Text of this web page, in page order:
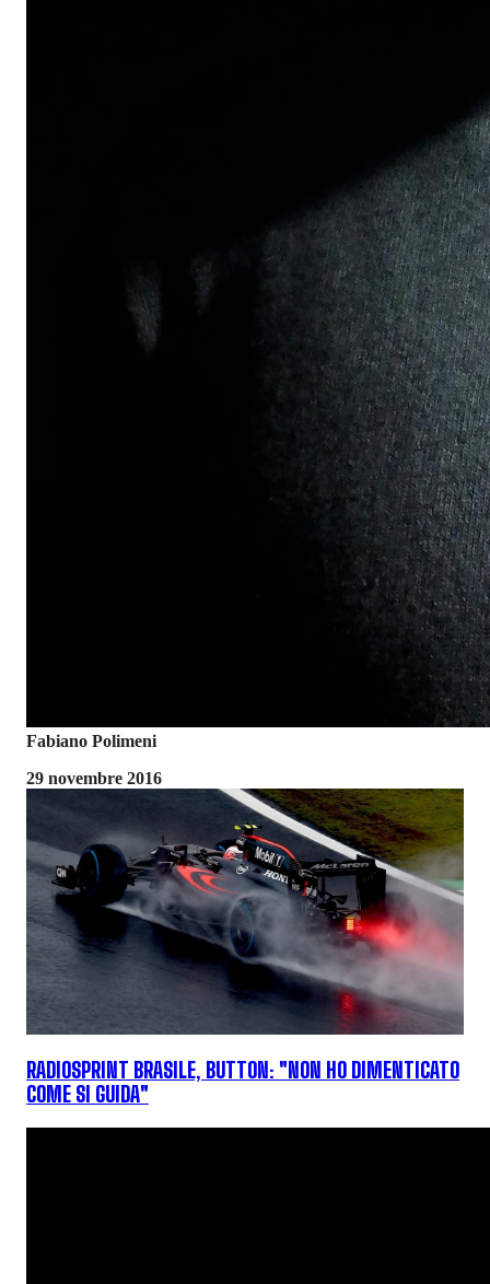
Fabiano Polimeni
29 novembre 2016
RADIOSPRINT BRASILE, BUTTON: "NON HO DIMENTICATO
COME SI GUIDA"